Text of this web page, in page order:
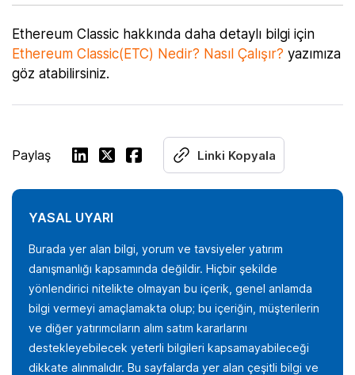
Ethereum Classic hakkında daha detaylı bilgi için
Ethereum Classic(ETC) Nedir? Nasıl Çalışır? yazımıza
göz atabilirsiniz.
Paylaş Linki Kopyala
YASAL UYARI
Burada yer alan bilgi, yorum ve tavsiyeler yatırım
danışmanlığı kapsamında değildir. Hiçbir şekilde
yönlendirici nitelikte olmayan bu içerik, genel anlamda
bilgi vermeyi amaçlamakta olup; bu içeriğin, müşterilerin
ve diğer yatırımcıların alım satım kararlarını
destekleyebilecek yeterli bilgileri kapsamayabileceği
dikkate alınmalıdır. Bu sayfalarda yer alan çeşitli bilgi ve